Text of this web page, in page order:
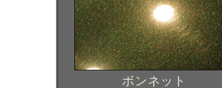
ボンネット